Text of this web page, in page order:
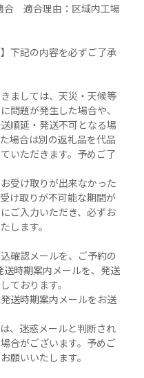
　適合理由：区域内工場
下記の内容を必ずご了承
ましては、天災・天候等
問題が発生した場合や、
順延・発送不可となる場
場合は別の返礼品を代品
いただきます。予めご了
受け取りが出来なかった
け取りが不可能な期間が
ご入力いただき、必ずお
します。
確認メールを、ご予約の
時期案内メールを、発送
ております。
送時期案内メールをお送
、迷惑メールと判断され
合がございます。予めご
願いいたします。